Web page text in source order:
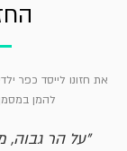
את חזונו לייסד כפר
להמן
"על הר גבוה,